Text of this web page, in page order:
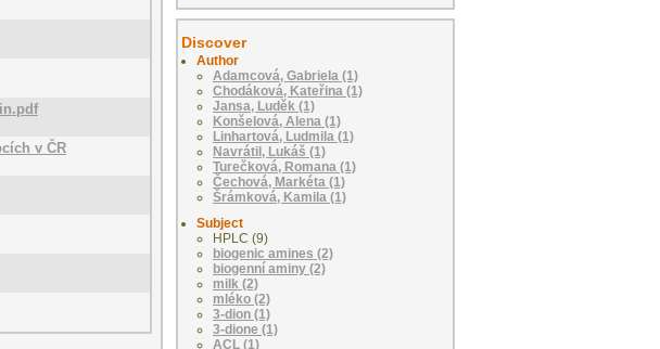
v ČR
Discover
Author
Adamcová, Gabriela (1)
Chodáková, Kateřina (1)
Jansa, Luděk (1)
Konšelová, Alena (1)
Linhartová, Ludmila (1)
Navrátil, Lukáš (1)
Turečková, Romana (1)
Čechová, Markéta (1)
Šrámková, Kamila (1)
Subject
HPLC (9)
biogenic amines (2)
biogenní aminy (2)
milk (2)
mléko (2)
3-dion (1)
3-dione (1)
ACL (1)